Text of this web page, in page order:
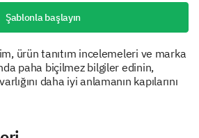
Şablonla başlayın
ürün tanıtım incelemeleri ve marka
paha biçilmez bilgiler edinin,
daha iyi anlamanın kapılarını